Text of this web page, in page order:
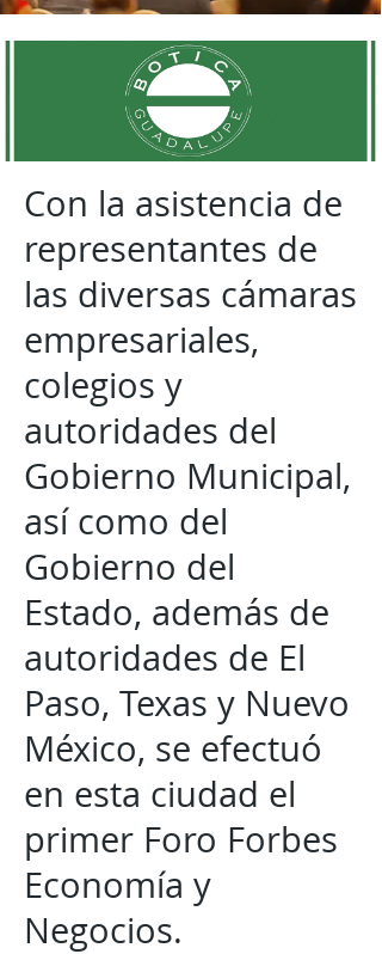
Con la asistencia de
representantes de
las diversas cámaras
empresariales,
colegios y
autoridades del
Gobierno Municipal,
así como del
Gobierno del
Estado, además de
autoridades de El
Paso, Texas y Nuevo
México, se efectuó
en esta ciudad el
primer Foro Forbes
Economía y
Negocios.